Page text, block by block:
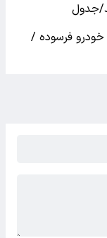
جدول
فرسوده /